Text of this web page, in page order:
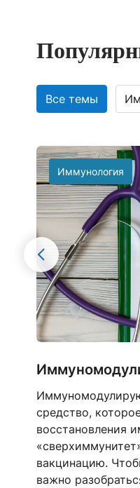
Все темы
Иммунология
средство,
восстановления
вакцинацию.
важно